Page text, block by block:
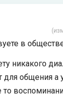
в
никакого
для общения а